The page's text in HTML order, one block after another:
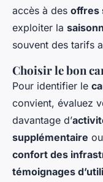
accès à des offres
exploiter la
souvent des tarifs
Choisir le bon
Pour identifier le
convient, évaluez
davantage d’
supplémentaire
confort des
témoignages